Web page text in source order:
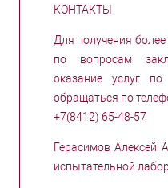
КОНТАКТЫ
Для получения
по вопросам
оказание услуг
обращаться по
+7(8412) 65-48-57
Герасимов Алексей
испытательной